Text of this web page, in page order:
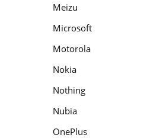
Meizu
Microsoft
Motorola
Nokia
Nothing
Nubia
OnePlus